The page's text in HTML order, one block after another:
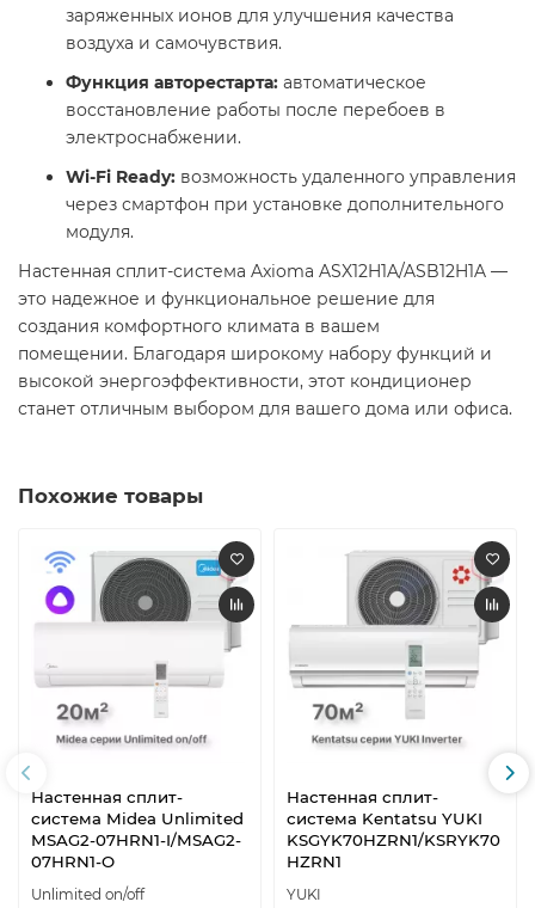
заряженных ионов для улучшения качества
воздуха и самочувствия. ​
Функция авторестарта: автоматическое
восстановление работы после перебоев в
электроснабжении. ​
Wi-Fi Ready: возможность удаленного управления
через смартфон при установке дополнительного
модуля.
Настенная сплит-система Axioma ASX12H1A/ASB12H1A —
это надежное и функциональное решение для
создания комфортного климата в вашем
помещении. Благодаря широкому набору функций и
высокой энергоэффективности, этот кондиционер
станет отличным выбором для вашего дома или офиса.​
Похожие товары
Настенная сплит-
система Midea Unlimited
MSAG2-07HRN1-I/MSAG2-
07HRN1-O
Unlimited on/off
Настенная сплит-
система Kentatsu YUKI
KSGYK70HZRN1/KSRYK70
HZRN1
YUKI